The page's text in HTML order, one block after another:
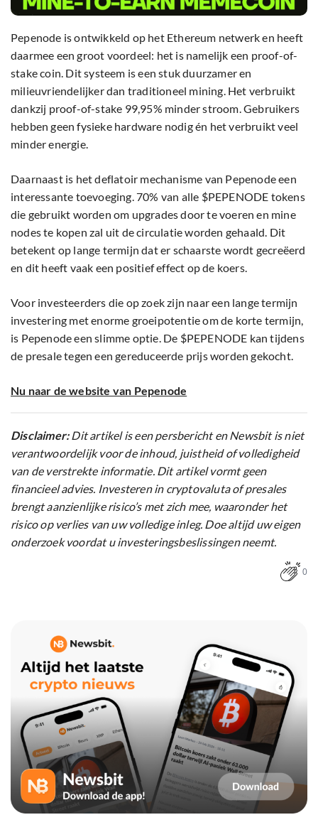
Pepenode is ontwikkeld op het Ethereum netwerk en heeft
daarmee een groot voordeel: het is namelijk een proof-of-
stake coin. Dit systeem is een stuk duurzamer en
milieuvriendelijker dan traditioneel mining. Het verbruikt
dankzij proof-of-stake 99,95% minder stroom. Gebruikers
hebben geen fysieke hardware nodig én het verbruikt veel
minder energie.
Daarnaast is het deflatoir mechanisme van Pepenode een
interessante toevoeging. 70% van alle $PEPENODE tokens
die gebruikt worden om upgrades door te voeren en mine
nodes te kopen zal uit de circulatie worden gehaald. Dit
betekent op lange termijn dat er schaarste wordt gecreëerd
en dit heeft vaak een positief effect op de koers.
Voor investeerders die op zoek zijn naar een lange termijn
investering met enorme groeipotentie om de korte termijn,
is Pepenode een slimme optie. De $PEPENODE kan tijdens
de presale tegen een gereduceerde prijs worden gekocht.
Nu naar de website van Pepenode
Disclaimer:Dit artikel is een persbericht en Newsbit is niet
verantwoordelijk voor de inhoud, juistheid of volledigheid
van de verstrekte informatie. Dit artikel vormt geen
financieel advies. Investeren in cryptovaluta of presales
brengt aanzienlijke risico’s met zich mee, waaronder het
risico op verlies van uw volledige inleg. Doe altijd uw eigen
onderzoek voordat u investeringsbeslissingen neemt.
0